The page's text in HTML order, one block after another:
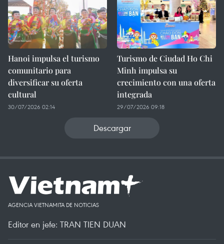
Hanoi impulsa el turismo
comunitario para
diversificar su oferta
cultural
30/07/2026 02:14
Turismo de Ciudad Ho Chi
Minh impulsa su
crecimiento con una oferta
integrada
29/07/2026 09:18
Descargar
AGENCIA VIETNAMITA DE NOTICIAS
Editor en jefe: TRAN TIEN DUAN